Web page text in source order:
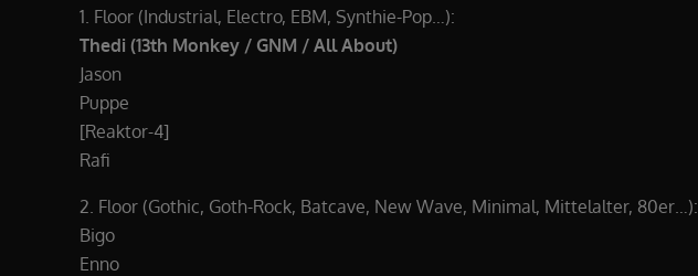
1. Floor (Industrial, Electro, EBM, Synthie-Pop…):
Thedi (13th Monkey / GNM / All About)
Jason
Puppe
[Reaktor-4]
Rafi
2. Floor (Gothic, Goth-Rock, Batcave, New Wave, Minimal, Mittelalter, 80er…):
Bigo
Enno